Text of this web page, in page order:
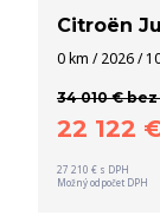
Citroën
0 km / 2026 /
34 010 € bez
22 122
27 210 € s DPH
Možný odpočet DPH